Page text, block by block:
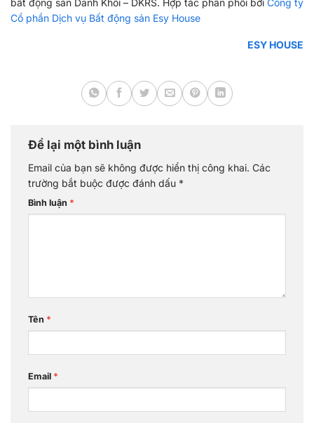
bất động sản Danh Khôi – DKRS. Hợp tác phân phối bởi Công ty
Cồ phần Dịch vụ Bất động sản Esy House
ESY HOUSE
Để lại một bình luận
Email của bạn sẽ không được hiển thị công khai. Các
trường bắt buộc được đánh dấu *
Bình luận *
Tên *
Email *